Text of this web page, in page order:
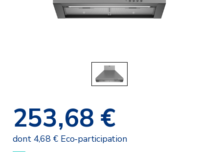
253,68 €
dont 4,68 € Eco-participation